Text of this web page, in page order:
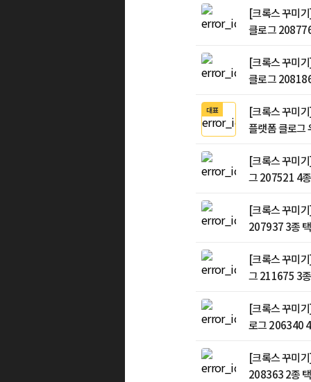
[크록스 꾸미
클로그
[크록스 꾸미
클로그
대표
[크록스 꾸미
플랫폼 클로그
[크록스 꾸미
그 207521 4
[크록스 꾸미
207937 3종
[크록스 꾸미
그 211675 3
[크록스 꾸미
로그 206340
[크록스 꾸미
208363 2종